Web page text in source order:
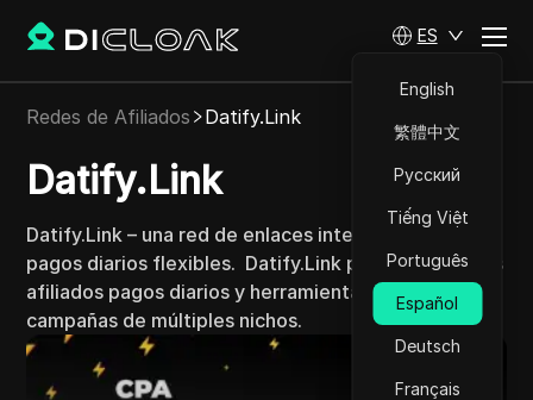
ES
English
繁體中文
Русский
Tiếng Việt
Português
Español
Deutsch
Français
Redes de Afiliados Datify.Link
Datify.Link
Datify.Link – una red de enlaces inteligentes con
pagos diarios flexibles. Datify.Link proporciona a los
afiliados pagos diarios y herramientas para
campañas de múltiples nichos.